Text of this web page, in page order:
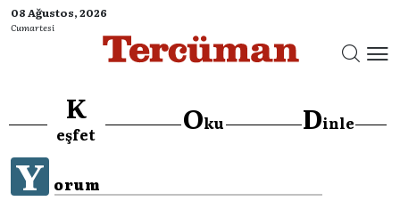
08 Ağustos, 2026
Cumartesi
K
eşfet Oku Dinle
Y orum